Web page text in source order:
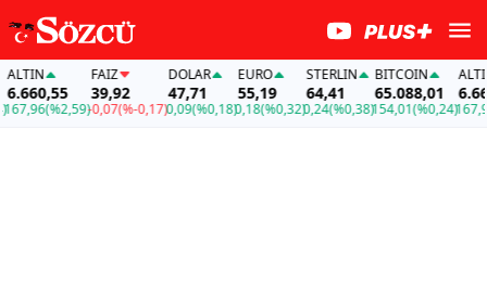
(%2,59)
FAİZ
39,92
-0,07(%-0,17)
DOLAR
47,71
0,09(%0,18)
EURO
55,19
0,18(%0,32)
STERLIN
64,41
0,24(%0,38)
BITCOIN
65.088,01
154,01(%0,24)
ALTIN
167,96